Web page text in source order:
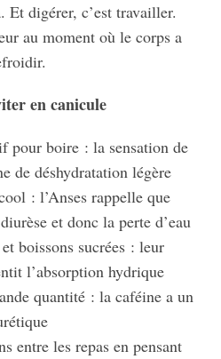
digérer, c’est travailler.
au moment où le corps a
en canicule
pour boire : la sensation de
de déshydratation légère
: l’Anses rappelle que
et donc la perte d’eau
boissons sucrées : leur
l’absorption hydrique
quantité : la caféine a un
entre les repas en pensant